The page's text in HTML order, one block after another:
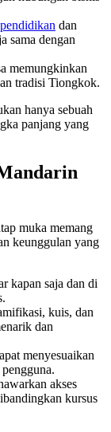
pendidikan dan
sama dengan
memungkinkan
tradisi Tiongkok.
hanya sebuah
panjang yang
muka memang
keunggulan yang
kapan saja dan di
kuis, dan
dan
menyesuaikan
akses
kursus